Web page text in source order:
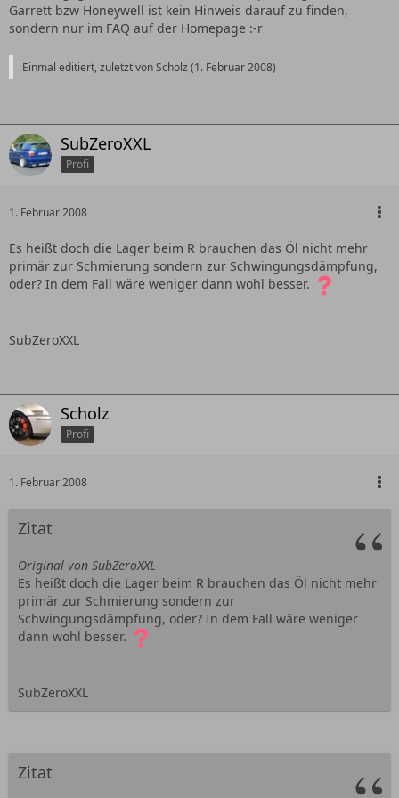
Garrett bzw Honeywell ist kein Hinweis darauf zu finden,
sondern nur im FAQ auf der Homepage :-r
Einmal editiert, zuletzt von Scholz (1. Februar 2008)
SubZeroXXL
Profi
1. Februar 2008
Es heißt doch die Lager beim R brauchen das Öl nicht mehr
primär zur Schmierung sondern zur Schwingungsdämpfung,
oder? In dem Fall wäre weniger dann wohl besser.
SubZeroXXL
Scholz
Profi
1. Februar 2008
Zitat
Original von SubZeroXXL
Es heißt doch die Lager beim R brauchen das Öl nicht mehr
primär zur Schmierung sondern zur
Schwingungsdämpfung, oder? In dem Fall wäre weniger
dann wohl besser.
SubZeroXXL
Zitat